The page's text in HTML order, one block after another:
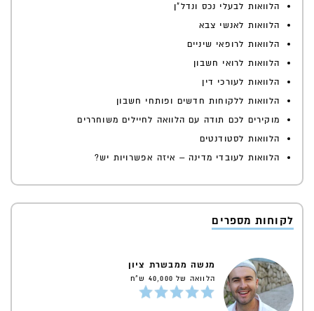
הלוואות לבעלי נכס ונדל"ן
הלוואות לאנשי צבא
הלוואות לרופאי שיניים
הלוואות לרואי חשבון
הלוואות לעורכי דין
הלוואות ללקוחות חדשים ופותחי חשבון
מוקירים לכם תודה עם הלוואה לחיילים משוחררים
הלוואות לסטודנטים
הלוואות לעובדי מדינה – איזה אפשרויות יש?
לקוחות מספרים
מנשה ממבשרת ציון
הלוואה של 40,000 ש"ח